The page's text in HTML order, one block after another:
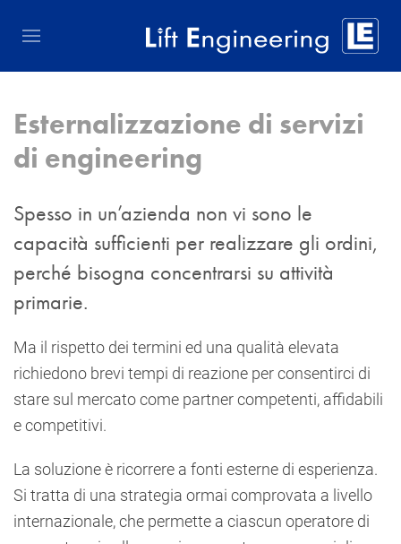
Esternalizzazione di servizi
di engineering
Spesso in un’azienda non vi sono le
capacità sufficienti per realizzare gli ordini,
perché bisogna concentrarsi su attività
primarie.
Ma il rispetto dei termini ed una qualità elevata
richiedono brevi tempi di reazione per consentirci di
stare sul mercato come partner competenti, affidabili
e competitivi.
La soluzione è ricorrere a fonti esterne di esperienza.
Si tratta di una strategia ormai comprovata a livello
internazionale, che permette a ciascun operatore di